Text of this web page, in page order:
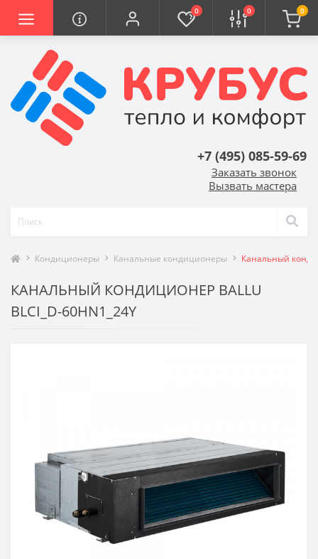
0 0 0
+7 (495) 085-59-69
Заказать звонок
Вызвать мастера
Кондиционеры Канальные кондиционеры Канальный
КАНАЛЬНЫЙ КОНДИЦИОНЕР BALLU
BLCI_D-60HN1_24Y